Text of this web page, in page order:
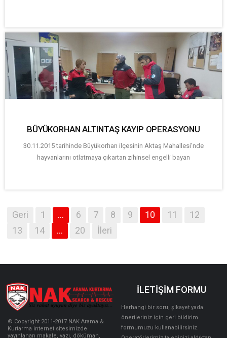
BÜYÜKORHAN ALTINTAŞ KAYIP OPERASYONU
30.11.2015 tarihinde Büyükorhan ilçesinin Aktaş Mahallesi'nde
hayvanlarını otlatmaya çıkartan zihinsel engelli bayan
Geri 1 ... 6 7 8 9 10 11
12
13
14 ... 20 İleri
© Copyright 2011-2017 NAK Arama &
Kurtarma internet sitesimizde
yayınlanan makale, yazı, döküman,
İLETİŞİM FORMU
Herhangi bir soru, şikayet yada
önerileriniz için geri bildirim
formumuzu kullanabilirsiniz.